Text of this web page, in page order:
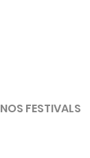
NOS FESTIVALS